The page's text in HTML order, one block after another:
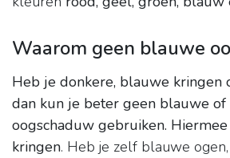
Waarom geen blauwe
Heb je donkere, blauwe kringen
dan kun je beter geen blauwe
oogschaduw gebruiken.
kringen. Heb je zelf blauwe